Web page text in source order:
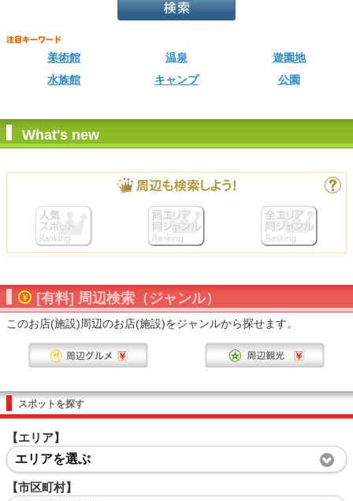
美術館 温泉
遊園地
水族館
キャンプ 公園
What's new
[有料] 周辺検索（ジャンル）
このお店(施設)周辺のお店(施設)をジャンルから探せます。
スポットを探す
【エリア】
エリアを選ぶ
【市区町村】